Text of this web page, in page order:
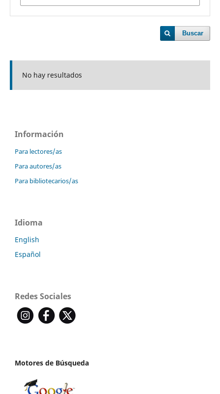
Buscar
No hay resultados
Información
Para lectores/as
Para autores/as
Para bibliotecarios/as
Idioma
English
Español
Redes Sociales
Motores de Búsqueda